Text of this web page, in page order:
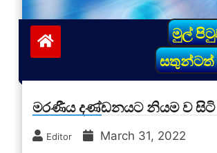
මුල්
සතුන්ටත්
මරණීය දණ්ඩනයට නියම ව සිටි
Editor March 31, 2022